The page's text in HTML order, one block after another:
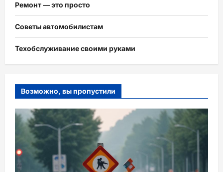
Ремонт — это просто
Советы автомобилистам
Техобслуживание своими руками
Возможно, вы пропустили